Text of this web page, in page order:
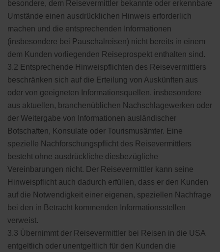
besondere, dem Reisevermittler bekannte oder erkennbare
Umstände einen ausdrücklichen Hinweis erforderlich
machen und die entsprechenden Informationen
(insbesondere bei Pauschalreisen) nicht bereits in einem
dem Kunden vorliegenden Reiseprospekt enthalten sind.
3.2 Entsprechende Hinweispflichten des Reisevermittlers
beschränken sich auf die Erteilung von Auskünften aus
oder von geeigneten Informationsquellen, insbesondere
aus aktuellen, branchenüblichen Nachschlagewerken oder
der Weitergabe von Informationen ausländischer
Botschaften, Konsulate oder Tourismusämter. Eine
spezielle Nachforschungspflicht des Reisevermittlers
besteht ohne ausdrückliche diesbezügliche
Vereinbarungen nicht. Der Reisevermittler kann seine
Hinweispflicht auch dadurch erfüllen, dass er den Kunden
auf die Notwendigkeit einer eigenen, speziellen Nachfrage
bei den in Betracht kommenden Informationsstellen
verweist.
3.3 Übernimmt der Reisevermittler bei Reisen in die USA
entgeltlich oder unentgeltlich für den Kunden die